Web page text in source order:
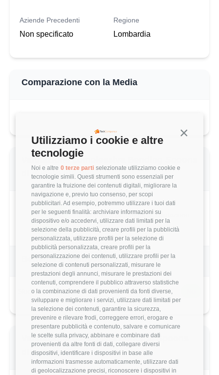
Continua
Utilizziamo i cookie e altre
tecnologie
Noi e altre 0 terze parti selezionate utilizziamo cookie e
tecnologie simili. Questi strumenti sono essenziali per
garantire la fruizione dei contenuti digitali, migliorare la
navigazione e, previo tuo consenso, per scopi
pubblicitari. Ad esempio, potremmo utilizzare i tuoi dati
per le seguenti finalità: archiviare informazioni su
dispositivo e/o accedervi, utilizzare dati limitati per la
selezione della pubblicità, creare profili per la pubblicità
personalizzata, utilizzare profili per la selezione di
pubblicità personalizzata, creare profili per la
personalizzazione dei contenuti, utilizzare profili per la
selezione di contenuti personalizzati, misurare le
prestazioni degli annunci, misurare le prestazioni dei
contenuti, comprendere il pubblico attraverso statistiche
o la combinazione di dati provenienti da fonti diverse,
sviluppare e migliorare i servizi, utilizzare dati limitati per
la selezione dei contenuti, garantire la sicurezza,
prevenire e rilevare frodi, correggere errori, erogare e
presentare pubblicità e contenuto, salvare e comunicare
le scelte sulla privacy, abbinare e combinare dati
provenienti da altre fonti di dati, collegare diversi
dispositivi, identificare i dispositivi in base alle
informazioni trasmesse automaticamente, utilizzare dati
di geolocalizzazione precisi, riconoscere i dispositivi in
Aziende Precedenti
Non specificato
Regione
Lombardia
Comparazione con la Media
Valutazione complessiva Bending Spoons
di questo utente
4.4/5 Basato su 5 parametri di valutazione
Benefits & Compensi
Stock Options
Valutazione dettagliata Bending Spoons
di questo utente